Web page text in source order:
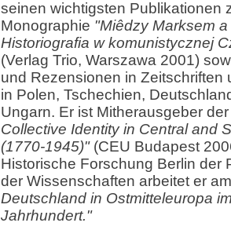
seinen wichtigsten Publikationen
Monographie "Miêdzy Marksem
Historiografia w komunistycznej
(Verlag Trio, Warszawa 2001)
und Rezensionen in Zeitschriften
in Polen, Tschechien,
Ungarn. Er ist Mitherausgeber
Collective Identity in Central and
(1770-1945)"(CEU Budapest
Historische Forschung Berlin der
der Wissenschaften arbeitet er
Deutschland in Ostmitteleuropa
Jahrhundert."